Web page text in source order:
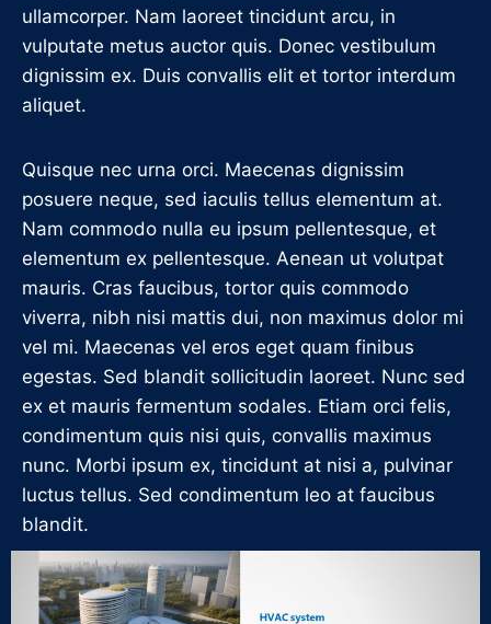
ullamcorper. Nam laoreet tincidunt arcu, in
vulputate metus auctor quis. Donec vestibulum
dignissim ex. Duis convallis elit et tortor interdum
aliquet.
Quisque nec urna orci. Maecenas dignissim
posuere neque, sed iaculis tellus elementum at.
Nam commodo nulla eu ipsum pellentesque, et
elementum ex pellentesque. Aenean ut volutpat
mauris. Cras faucibus, tortor quis commodo
viverra, nibh nisi mattis dui, non maximus dolor mi
vel mi. Maecenas vel eros eget quam finibus
egestas. Sed blandit sollicitudin laoreet. Nunc sed
ex et mauris fermentum sodales. Etiam orci felis,
condimentum quis nisi quis, convallis maximus
nunc. Morbi ipsum ex, tincidunt at nisi a, pulvinar
luctus tellus. Sed condimentum leo at faucibus
blandit.